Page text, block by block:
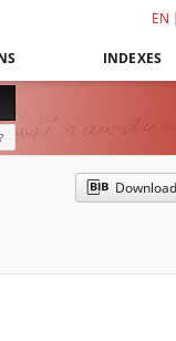
EN
INDEXES
?